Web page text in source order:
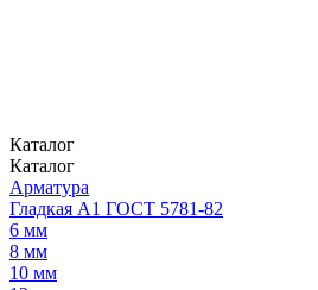
Каталог
Каталог
Арматура
Гладкая А1 ГОСТ 5781-82
6 мм
8 мм
10 мм